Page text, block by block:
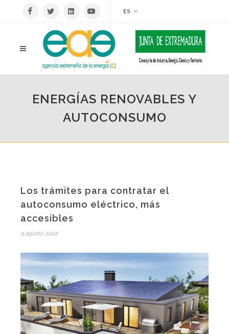
ES
ENERGÍAS RENOVABLES Y
AUTOCONSUMO
Los trámites para contratar el
autoconsumo eléctrico, más
accesibles
9 agosto 2022